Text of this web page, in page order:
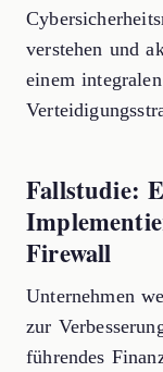
verstehen und
einem
Fallstudie:
Firewall
Unternehmen
zur
führendes